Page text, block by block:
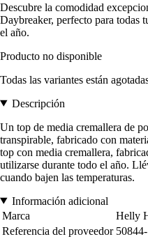
Descubre la comodidad
Daybreaker, perfecto para todas
el año.
Producto no disponible
Todas las variantes están
Descripción
Un top de media cremallera de
transpirable, fabricado con
top con media cremallera,
utilizarse durante todo el año.
cuando bajen las temperaturas.
Información adicional
Marca
Helly
Referencia del proveedor